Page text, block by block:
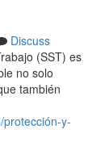
Discuss
(SST) es
no solo
también
y-